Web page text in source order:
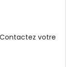
votre